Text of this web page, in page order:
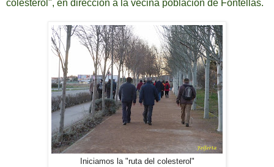
colesterol", en dirección a la vecina población de Fontellas.
Iniciamos la "ruta del colesterol"